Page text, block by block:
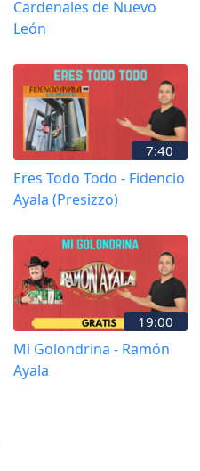
Cardenales de Nuevo
León
7:40
Eres Todo Todo - Fidencio
Ayala (Presizzo)
19:00
Mi Golondrina - Ramón
Ayala